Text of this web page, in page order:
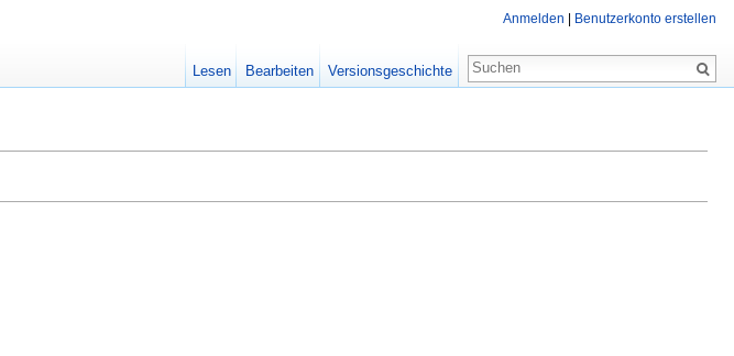
Anmelden Benutzerkonto erstellen
Lesen Bearbeiten Versionsgeschichte